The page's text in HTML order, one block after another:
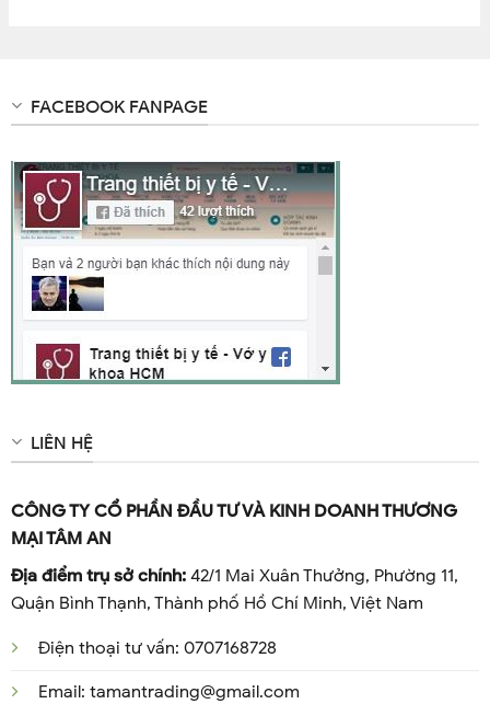
FACEBOOK FANPAGE
LIÊN HỆ
CÔNG TY CỔ PHẦN ĐẦU TƯ VÀ KINH DOANH THƯƠNG
MẠI TÂM AN
Địa điểm trụ sở chính:42/1 Mai Xuân Thưởng, Phường 11,
Quận Bình Thạnh, Thành phố Hồ Chí Minh, Việt Nam
Điện thoại tư vấn: 0707168728
Email: tamantrading@gmail.com